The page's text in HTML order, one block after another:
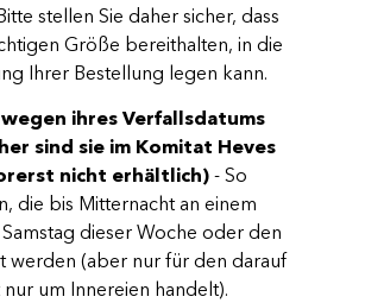
stellen Sie daher sicher, dass
Größe bereithalten, in die
Ihrer Bestellung legen kann.
ihres Verfallsdatums
sind sie im Komitat Heves
nicht erhältlich) - So
die bis Mitternacht an einem
dieser Woche oder den
werden (aber nur für den darauf
um Innereien handelt).